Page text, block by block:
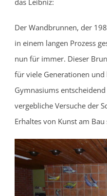
Der Wandbrunnen, der
in einem langen Prozess
nun für immer. Dieser
für viele Generationen
Gymnasiums
vergebliche Versuche der
Erhaltes von Kunst am